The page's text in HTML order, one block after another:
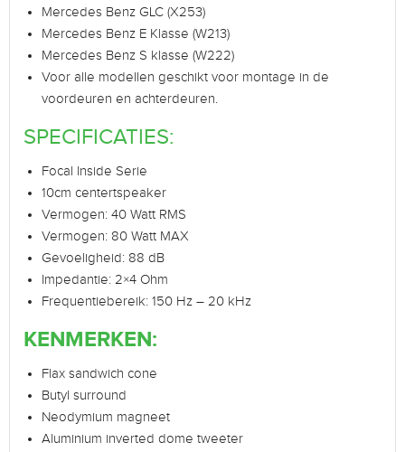
Mercedes Benz GLC (X253)
Mercedes Benz E Klasse (W213)
Mercedes Benz S klasse (W222)
Voor alle modellen geschikt voor montage in de
voordeuren en achterdeuren.
SPECIFICATIES:
Focal Inside Serie
10cm centertspeaker
Vermogen: 40 Watt RMS
Vermogen: 80 Watt MAX
Gevoeligheid: 88 dB
Impedantie: 2×4 Ohm
Frequentiebereik: 150 Hz – 20 kHz
KENMERKEN:
Flax sandwich cone
Butyl surround
Neodymium magneet
Aluminium inverted dome tweeter